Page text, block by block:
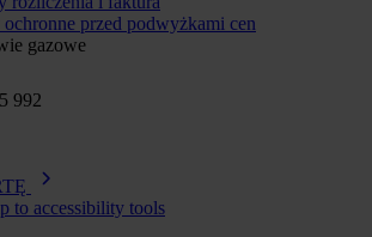
przed podwyżkami cen
gazowe
992
to accessibility tools